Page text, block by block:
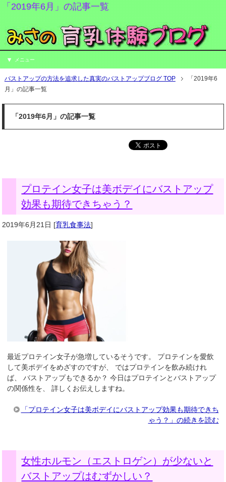
「2019年6月」の記事一覧
メニュー
バストアップの方法を追求した真実のバストアップブログ TOP
「2019年6
月」の記事一覧
「2019年6月」の記事一覧
プロテイン女子は美ボデイにバストアップ
効果も期待できちゃう？
2019年6月21日 [育乳食事法]
最近プロテイン女子が急増しているそうです。 プロテインを愛飲
して美ボデイをめざすのですが、 ではプロテインを飲み続けれ
ば、 バストアップもできるか？ 今日はプロテインとバストアップ
の関係性を、 詳しくお伝えしますね。
「プロテイン女子は美ボデイにバストアップ効果も期待できち
ゃう？」の続きを読む
女性ホルモン（エストロゲン）が少ないと
バストアップはむずかしい？